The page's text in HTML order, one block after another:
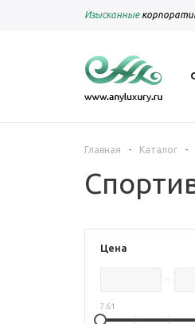
Изысканные
Главная - Каталог -
Цена
7.61